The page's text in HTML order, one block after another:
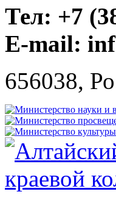
Тел: +7
E-mail:
656038,